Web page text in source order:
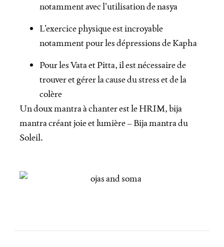
notamment avec l’utilisation de nasya
L’exercice physique est incroyable
notamment pour les dépressions de Kapha
Pour les Vata et Pitta, il est nécessaire de
trouver et gérer la cause du stress et de la
colère
Un doux mantra à chanter est le HRIM, bija
mantra créant joie et lumière – Bija mantra du
Soleil.